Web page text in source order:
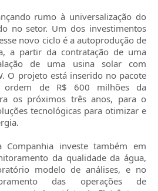
rumo à universalização do
no setor. Um dos investimentos
novo ciclo é a autoprodução de
a partir da contratação de uma
de uma usina solar com
O projeto está inserido no pacote
ordem de R$ 600 milhões da
os próximos três anos, para o
tecnológicas para otimizar e
Companhia investe também em
da qualidade da água,
modelo de análises, e no
das operações de